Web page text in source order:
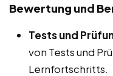
Bewertung und
Tests und
von Tests und
Lernfortschritts.